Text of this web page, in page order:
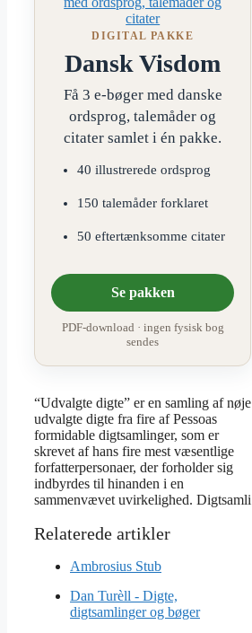
DIGITAL PAKKE
Dansk Visdom
Få 3 e-bøger med danske
ordsprog, talemåder og
citater samlet i én pakke.
40 illustrerede ordsprog
150 talemåder forklaret
50 eftertænksomme citater
Se pakken
PDF-download · ingen fysisk bog
sendes
“Udvalgte digte” er en samling af nøje
udvalgte digte fra fire af Pessoas
formidable digtsamlinger, som er
skrevet af hans fire mest væsentlige
forfatterpersonaer, der forholder sig
indbyrdes til hinanden i en
sammenvævet uvirkelighed. Digtsamli
Ambrosius Stub
Dan Turèll - Digte,
digtsamlinger og bøger